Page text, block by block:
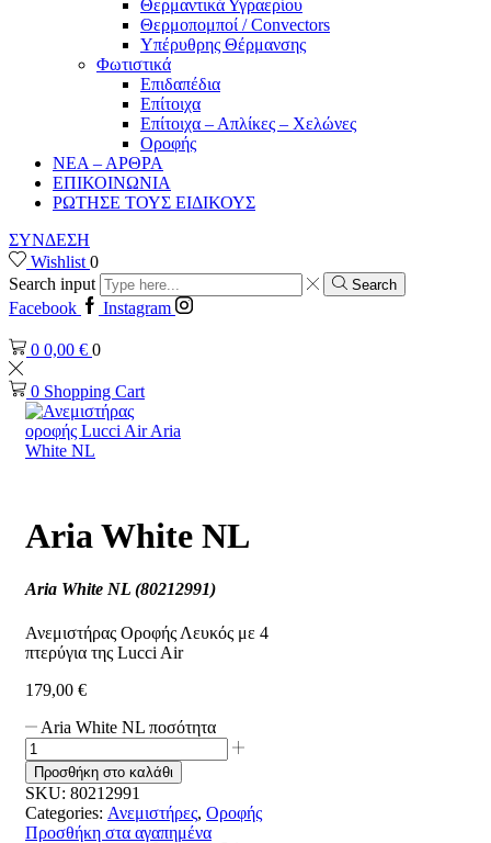
Θερμαντικά Υγραερίου
Θερμοπομποί / Convectors
Υπέρυθρης Θέρμανσης
Φωτιστικά
Επιδαπέδια
Επίτοιχα
Επίτοιχα – Απλίκες – Χελώνες
Οροφής
ΝΕΑ – ΑΡΘΡΑ
ΕΠΙΚΟΙΝΩΝΙΑ
ΡΩΤΗΣΕ ΤΟΥΣ ΕΙΔΙΚΟΥΣ
ΣΥΝΔΕΣΗ
Wishlist 0
Search input
Search
Facebook Instagram
0 0,00 € 0
0 Shopping Cart
Aria White NL
Aria White NL (80212991)
Ανεμιστήρας Οροφής Λευκός με 4
πτερύγια της Lucci Air
179,00 €
Aria White NL ποσότητα
Προσθήκη στο καλάθι
SKU: 80212991
Categories: Ανεμιστήρες, Οροφής
Προσθήκη στα αγαπημένα